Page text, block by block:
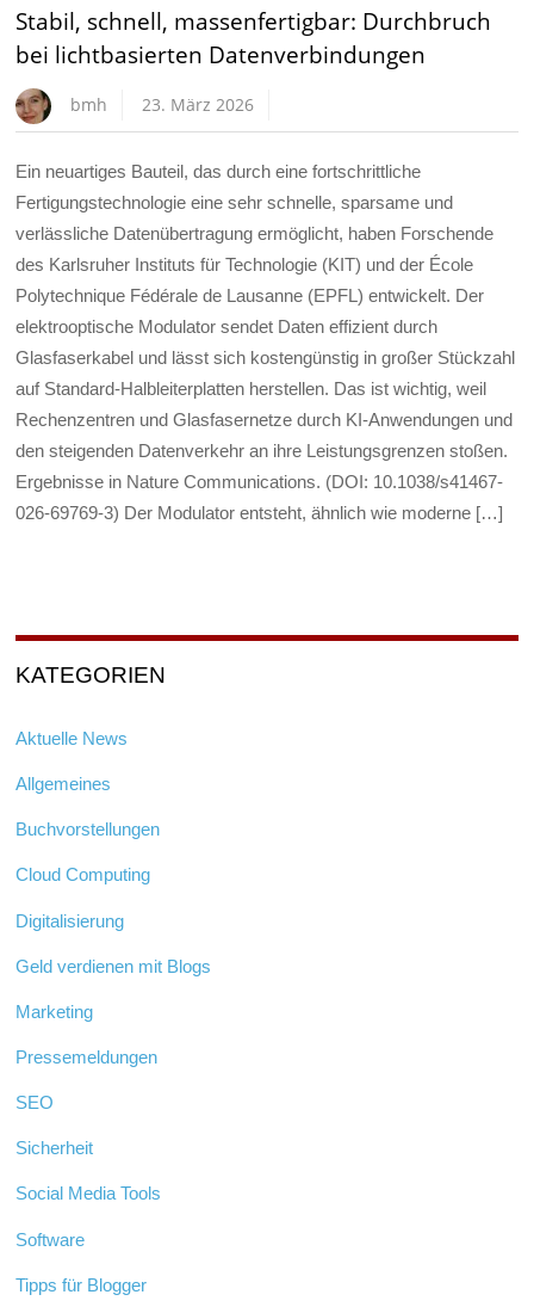
Stabil, schnell, massenfertigbar: Durchbruch
bei lichtbasierten Datenverbindungen
bmh 23. März 2026
Ein neuartiges Bauteil, das durch eine fortschrittliche
Fertigungstechnologie eine sehr schnelle, sparsame und
verlässliche Datenübertragung ermöglicht, haben Forschende
des Karlsruher Instituts für Technologie (KIT) und der École
Polytechnique Fédérale de Lausanne (EPFL) entwickelt. Der
elektrooptische Modulator sendet Daten effizient durch
Glasfaserkabel und lässt sich kostengünstig in großer Stückzahl
auf Standard-Halbleiterplatten herstellen. Das ist wichtig, weil
Rechenzentren und Glasfasernetze durch KI-Anwendungen und
den steigenden Datenverkehr an ihre Leistungsgrenzen stoßen.
Ergebnisse in Nature Communications. (DOI: 10.1038/s41467-
026-69769-3) Der Modulator entsteht, ähnlich wie moderne […]
KATEGORIEN
Aktuelle News
Allgemeines
Buchvorstellungen
Cloud Computing
Digitalisierung
Geld verdienen mit Blogs
Marketing
Pressemeldungen
SEO
Sicherheit
Social Media Tools
Software
Tipps für Blogger